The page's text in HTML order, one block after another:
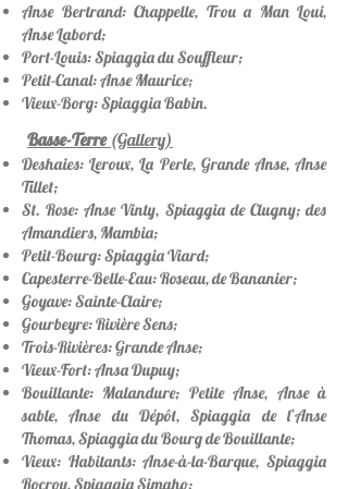
Anse Bertrand: Chappelle, Trou a Man Loui,
Anse Labord;
Port-Louis: Spiaggia du Souffleur;
Petit-Canal: Anse Maurice;
Vieux-Borg: Spiaggia Babin.
Basse-Terre (Gallery)
Deshaies: Leroux, La Perle, Grande Anse, Anse
Tillet;
St. Rose: Anse Vinty, Spiaggia de Clugny; des
Amandiers, Mambia;
Petit-Bourg: Spiaggia Viard;
Capesterre-Belle-Eau: Roseau, de Bananier;
Goyave: Sainte-Claire;
Gourbeyre: Rivière Sens;
Trois-Rivières: Grande Anse;
Vieux-Fort: Ansa Dupuy;
Bouillante: Malandure; Petite Anse, Anse à
sable, Anse du Dépôt, Spiaggia de l’Anse
Thomas, Spiaggia du Bourg de Bouillante;
Vieux: Habitants: Anse-à-la-Barque, Spiaggia
Rocroy, Spiaggia Simaho;